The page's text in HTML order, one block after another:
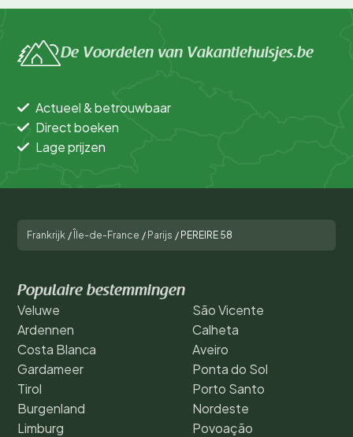
De Voordelen van Vakantiehuisjes.be
Actueel & betrouwbaar
Direct boeken
Lage prijzen
Frankrijk / Île-de-France / Parijs / PEREIRE 58
Populaire bestemmingen
Veluwe
Ardennen
Costa Blanca
Gardameer
Tirol
Burgenland
Limburg
São Vicente
Calheta
Aveiro
Ponta do Sol
Porto Santo
Nordeste
Povoação